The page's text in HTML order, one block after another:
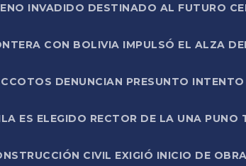
INVADIDO DESTINADO AL FUTURO
CON BOLIVIA IMPULSÓ EL ALZA
DENUNCIAN PRESUNTO
ES ELEGIDO RECTOR DE LA UNA
CIVIL EXIGIÓ INICIO DE